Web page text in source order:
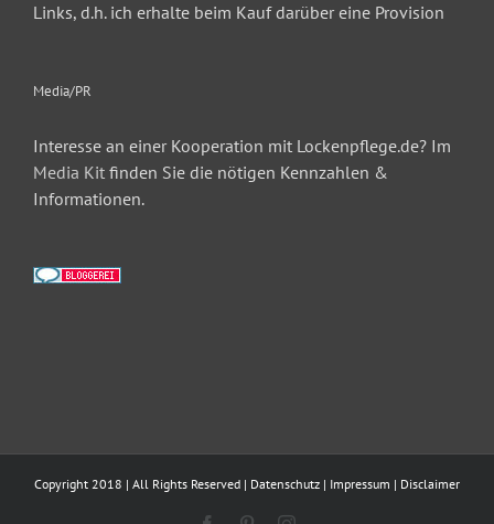
Links, d.h. ich erhalte beim Kauf darüber eine Provision
Media/PR
Interesse an einer Kooperation mit Lockenpflege.de? Im
Media Kit finden Sie die nötigen Kennzahlen &
Informationen.
Copyright 2018 | All Rights Reserved | Datenschutz | Impressum | Disclaimer